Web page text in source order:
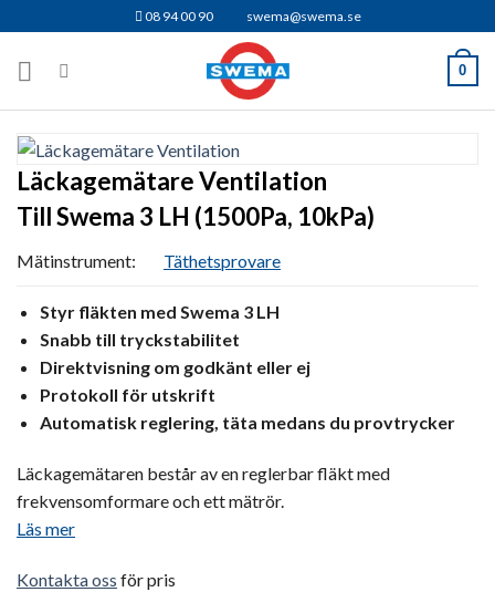
content
08 94 00 90 swema@swema.se
0
Läckagemätare Ventilation
Till Swema 3 LH (1500Pa, 10kPa)
Mätinstrument: Täthetsprovare
Styr fläkten med Swema 3 LH
Snabb till tryckstabilitet
Direktvisning om godkänt eller ej
Protokoll för utskrift
Automatisk reglering, täta medans du provtrycker
Läckagemätaren består av en reglerbar fläkt med
frekvensomformare och ett mätrör.
Läs mer
Kontakta oss för pris